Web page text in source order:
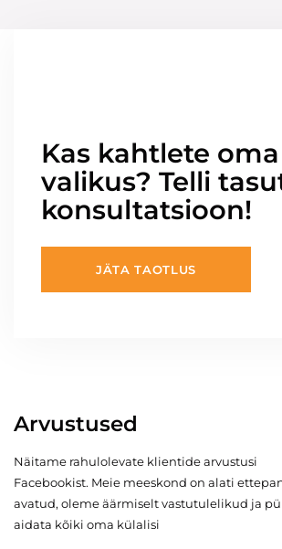
Kas kahtlete oma
valikus? Telli
konsultatsioon!
JÄTA TAOTLUS
Arvustused
Näitame rahulolevate klientide arvustusi
Facebookist. Meie meeskond on alati
avatud, oleme äärmiselt vastutulelikud ja
aidata kõiki oma külalisi